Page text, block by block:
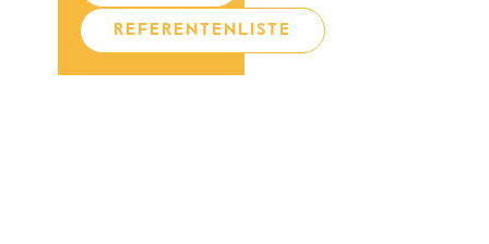
REFERENTENLISTE